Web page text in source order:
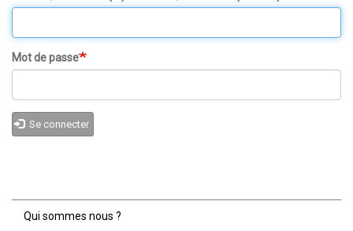
Mot de passe
Se connecter
Menu
Qui sommes nous ?